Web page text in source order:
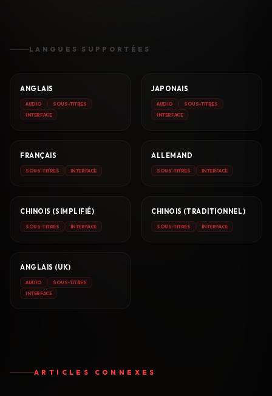
LANGUES SUPPORTÉES
ANGLAIS
AUDIO
SOUS-TITRES
INTERFACE
JAPONAIS
AUDIO
SOUS-TITRES
INTERFACE
FRANÇAIS
SOUS-TITRES INTERFACE
ALLEMAND
SOUS-TITRES INTERFACE
CHINOIS (SIMPLIFIÉ)
SOUS-TITRES INTERFACE
CHINOIS (TRADITIONNEL)
SOUS-TITRES INTERFACE
ANGLAIS (UK)
AUDIO
SOUS-TITRES
INTERFACE
ARTICLES CONNEXES